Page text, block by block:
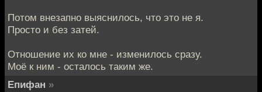
Потом внезапно выяснилось, что это не я.
Просто и без затей.
Отношение их ко мне - изменилось сразу.
Моё к ним - осталось таким же.
Епифан »